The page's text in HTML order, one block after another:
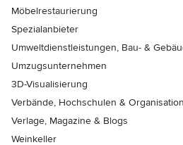
Möbelrestaurierung
Spezialanbieter
Umweltdienstleistungen, Bau- &
Umzugsunternehmen
3D-Visualisierung
Verbände, Hochschulen &
Verlage, Magazine & Blogs
Weinkeller